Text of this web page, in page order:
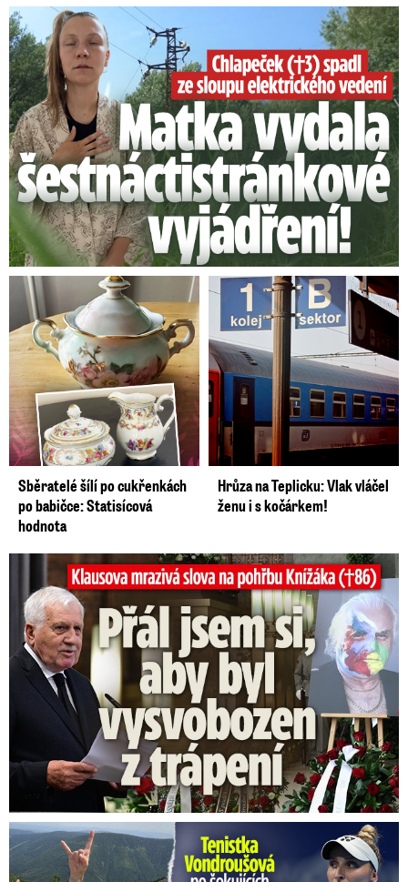
Smrtelný pád chlapce: Matka vydala vyjádření na 16 stran
Sběratelé šílí po cukřenkách
po babičce: Statisícová
hodnota
Hrůza na Teplicku: Vlak vláčel
ženu i s kočárkem!
Klausova mrazivá slova na pohřbu Knížáka: Přál jsem si...
Vondroušová po šokujících odhaleních v kauze: Záhadný vzkaz!